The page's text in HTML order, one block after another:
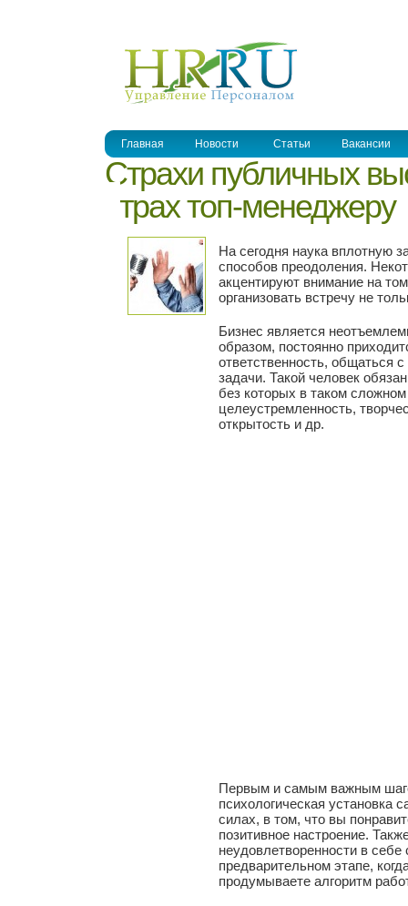
Главная Новости Статьи Вакансии
Страхи публичных
страх топ-менеджеру
На сегодня наука вплотную
способов преодоления.
акцентируют внимание на
организовать встречу не
Бизнес является
образом, постоянно
ответственность, общаться
задачи. Такой человек
без которых в таком
целеустремленность,
открытость и др.
Первым и самым важным
психологическая установка
силах, в том, что вы
позитивное настроение.
неудовлетворенности в
предварительном этапе,
продумываете алгоритм